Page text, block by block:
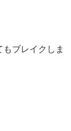
ブレイクしま